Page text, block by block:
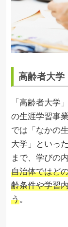
高齢者大学
「高齢者大学
の生涯学習事
では「なかの
大学」といっ
まで、学びの
自治体ではど
齢条件や学習
う。